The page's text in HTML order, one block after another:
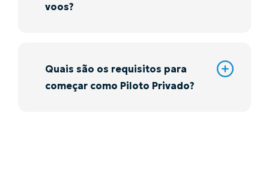
voos?
Quais são os requisitos para
começar como Piloto Privado?